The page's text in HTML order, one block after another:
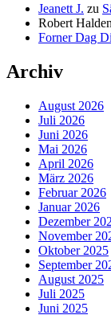
Jeanett J. zu
Robert
Forner Dag
Archiv
August 2026
Juli 2026
Juni 2026
Mai 2026
April 2026
März 2026
Februar 2026
Januar 2026
Dezember
November
Oktober 2025
September
August 2025
Juli 2025
Juni 2025